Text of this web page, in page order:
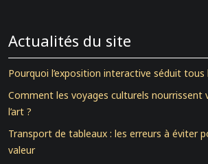
Actualités du site
Pourquoi l’exposition interactive séduit tous
Comment les voyages culturels nourrissent
l’art ?
Transport de tableaux : les erreurs à éviter
valeur